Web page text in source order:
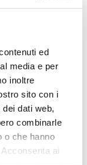
ed
media e per
inoltre
sito con i
dati web,
combinarle
o che hanno
ai
prezzo